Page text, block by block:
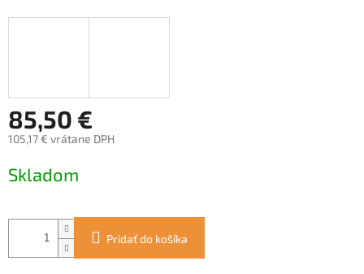
85,50 €
105,17 € vrátane DPH
cena:
Skladom
Pridať do košíka